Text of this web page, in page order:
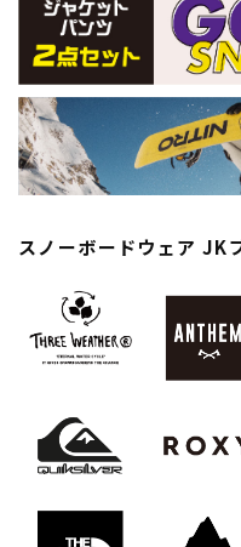
CATEGORY
ファッションTOP
サーフTOP
スノーTOP
スケートTOP
CONTENTS
ブランド一覧
RIDE LIFE MAGAZINE一
スノーボードウェア JK